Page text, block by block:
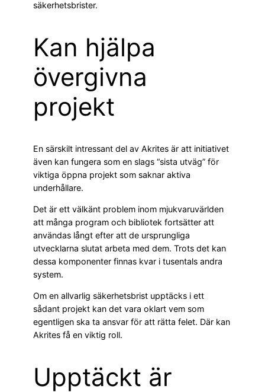
säkerhetsbrister.
Kan hjälpa
övergivna
projekt
En särskilt intressant del av Akrites är att initiativet
även kan fungera som en slags “sista utväg” för
viktiga öppna projekt som saknar aktiva
underhållare.
Det är ett välkänt problem inom mjukvaruvärlden
att många program och bibliotek fortsätter att
användas långt efter att de ursprungliga
utvecklarna slutat arbeta med dem. Trots det kan
dessa komponenter finnas kvar i tusentals andra
system.
Om en allvarlig säkerhetsbrist upptäcks i ett
sådant projekt kan det vara oklart vem som
egentligen ska ta ansvar för att rätta felet. Där kan
Akrites få en viktig roll.
Upptäckt är